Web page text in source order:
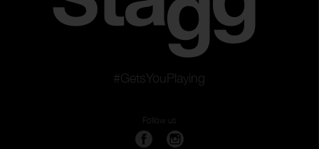
DH
#GetsYouPlaying
Follow us